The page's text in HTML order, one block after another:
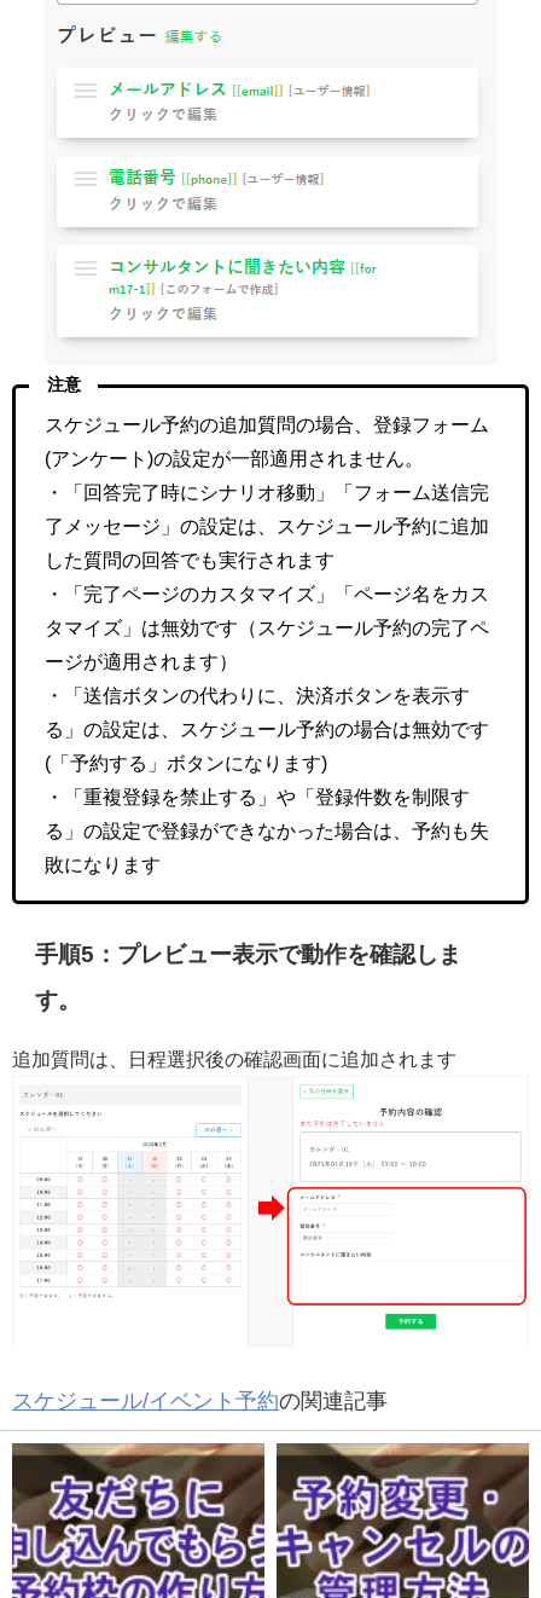
注意
スケジュール予約の追加質問の場合、登録フォーム
(アンケート)の設定が一部適用されません。
・「回答完了時にシナリオ移動」「フォーム送信完
了メッセージ」の設定は、スケジュール予約に追加
した質問の回答でも実行されます
・「完了ページのカスタマイズ」「ページ名をカス
タマイズ」は無効です（スケジュール予約の完了ペ
ージが適用されます）
・「送信ボタンの代わりに、決済ボタンを表示す
る」の設定は、スケジュール予約の場合は無効です
(「予約する」ボタンになります)
・「重複登録を禁止する」や「登録件数を制限す
る」の設定で登録ができなかった場合は、予約も失
敗になります
手順5：プレビュー表示で動作を確認しま
す。
追加質問は、日程選択後の確認画面に追加されます
スケジュール/イベント予約の関連記事